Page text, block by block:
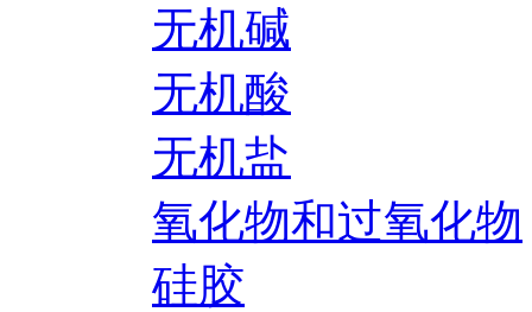
无机碱
无机酸
无机盐
氧化物和过氧化物
硅胶